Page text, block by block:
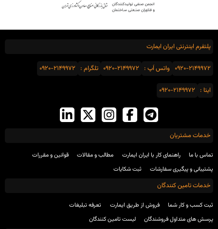
پلتفرم اینترنتی ایران ایمارت
0920-2149972 واتس اَپ : 0920-2149972 تلگرام : 0920-2149972
ایتا : 0920-2149972
خدمات مشتریان
تماس با ما راهنمای کار با ایران ایمارت مطالب و مقالات
قوانین و مقررات
پشتیبانی و پیگیری سفارشات
ثبت شکایات
خدمات تامین کنندگان
ثبت کسب و کار شما فروش از طریق ایمارت
تعرفه تبلیغات
پرسش های متداول فروشندگان
لیست تامین کنندگان